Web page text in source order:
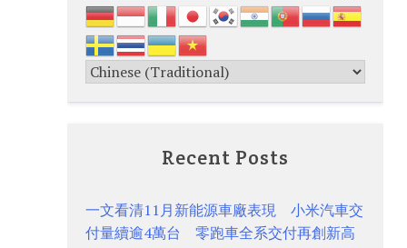
Recent Posts
一文看清11月新能源車廠表現 小米汽車交
付量續逾4萬台 零跑車全系交付再創新高